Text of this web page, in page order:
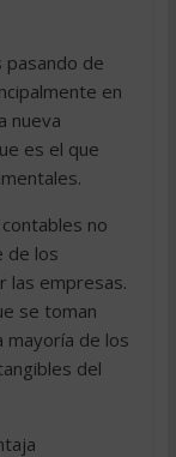
pasando de
en
nueva
es el que
no
de los
las empresas.
se toman
mayoría de los
del